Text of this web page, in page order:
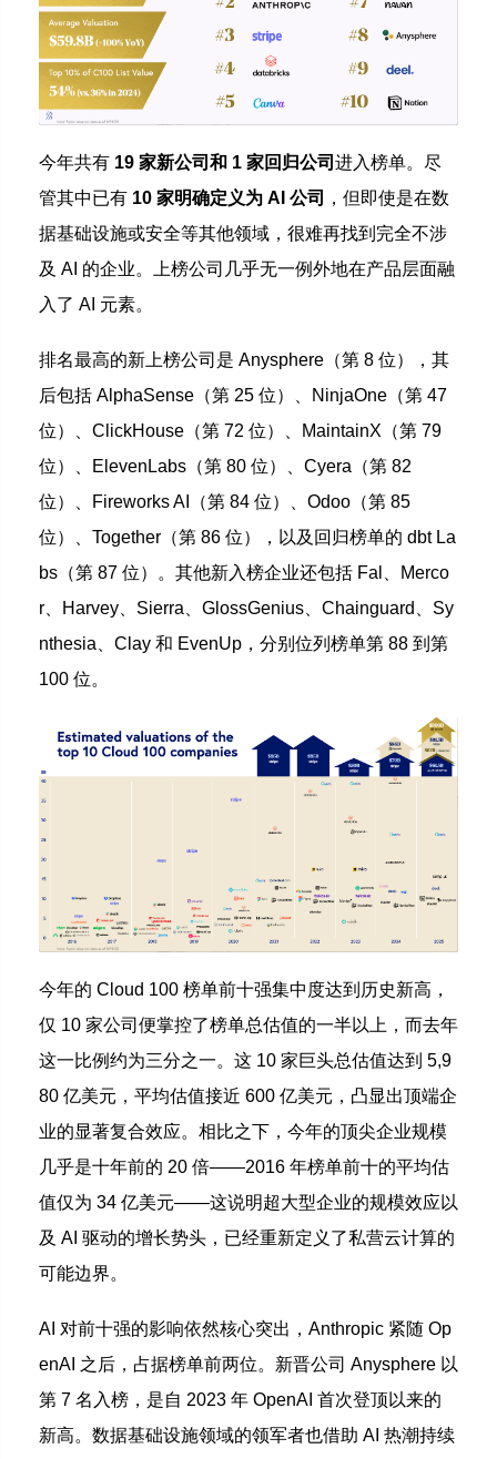
今年共有 19 家新公司和 1 家回归公司 进入榜单。尽
管其中已有 10 家明确定义为 AI 公司
，但即使是在数
据基础设施或安全等其他领域，很难再找到完全不涉
及 AI 的企业。上榜公司几乎无一例外地在产品层面融
入了 AI 元素。
排名最高的新上榜公司是 Anysphere（第 8 位），其
后包括 AlphaSense（第 25 位）、NinjaOne（第 47
位）、ClickHouse（第 72 位）、MaintainX（第 79
位）、ElevenLabs（第 80 位）、Cyera（第 82
位）、Fireworks AI（第 84 位）、Odoo（第 85
位）、Together（第 86 位），以及回归榜单的 dbt La
bs（第 87 位）。其他新入榜企业还包括 Fal、Merco
r、Harvey、Sierra、GlossGenius、Chainguard、Sy
nthesia、Clay 和 EvenUp，分别位列榜单第 88 到第
100 位。
今年的 Cloud 100 榜单前十强集中度达到历史新高，
仅 10 家公司便掌控了榜单总估值的一半以上，而去年
这一比例约为三分之一。这 10 家巨头总估值达到 5,9
80 亿美元，平均估值接近 600 亿美元，凸显出顶端企
业的显著复合效应。相比之下，今年的顶尖企业规模
几乎是十年前的 20 倍——2016 年榜单前十的平均估
值仅为 34 亿美元——这说明超大型企业的规模效应以
及 AI 驱动的增长势头，已经重新定义了私营云计算的
可能边界。
AI 对前十强的影响依然核心突出，Anthropic 紧随 Op
enAI 之后，占据榜单前两位。新晋公司 Anysphere 以
第 7 名入榜，是自 2023 年 OpenAI 首次登顶以来的
新高。数据基础设施领域的领军者也借助 AI 热潮持续